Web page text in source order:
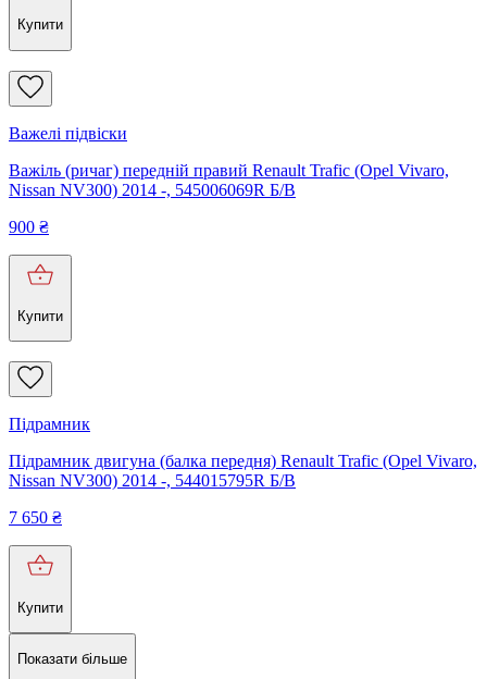
Купити
Важелі підвіски
Важіль (ричаг) передній правий Renault Trafic (Opel Vivaro,
Nissan NV300) 2014 -, 545006069R Б/В
900 ₴
Купити
Підрамник
Підрамник двигуна (балка передня) Renault Trafic (Opel Vivaro,
Nissan NV300) 2014 -, 544015795R Б/В
7 650 ₴
Купити
Показати більше